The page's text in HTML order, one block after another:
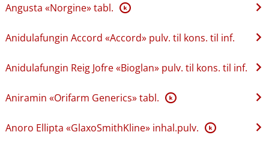
Angusta «Norgine» tabl. K
Anidulafungin Accord «Accord» pulv. til kons. til inf.
Anidulafungin Reig Jofre «Bioglan» pulv. til kons. til inf.
Aniramin «Orifarm Generics» tabl. K
Anoro Ellipta «GlaxoSmithKline» inhal.pulv. K